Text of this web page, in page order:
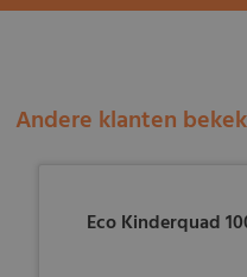
Andere klanten
Eco Kinderquad